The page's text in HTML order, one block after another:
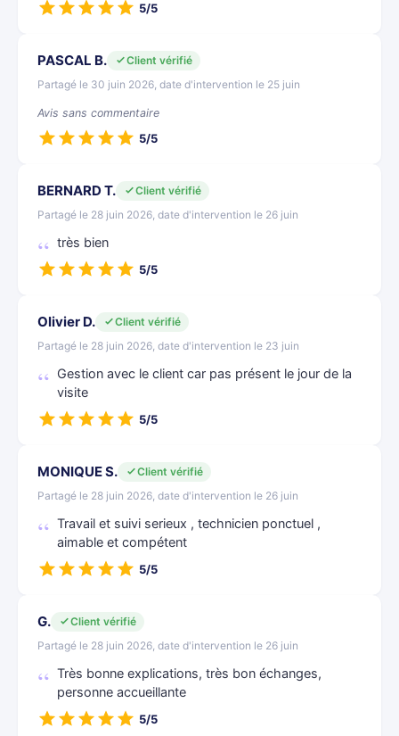
5/5
PASCAL B.
Client vérifié
Partagé le 30 juin 2026, date d'intervention le 25 juin
Avis sans commentaire
5/5
BERNARD T.
Client vérifié
Partagé le 28 juin 2026, date d'intervention le 26 juin
très bien
5/5
Olivier D.
Client vérifié
Partagé le 28 juin 2026, date d'intervention le 23 juin
Gestion avec le client car pas présent le jour de la
visite
5/5
MONIQUE S.
Client vérifié
Partagé le 28 juin 2026, date d'intervention le 26 juin
Travail et suivi serieux , technicien ponctuel ,
aimable et compétent
5/5
G.
Client vérifié
Partagé le 28 juin 2026, date d'intervention le 26 juin
Très bonne explications, très bon échanges,
personne accueillante
5/5